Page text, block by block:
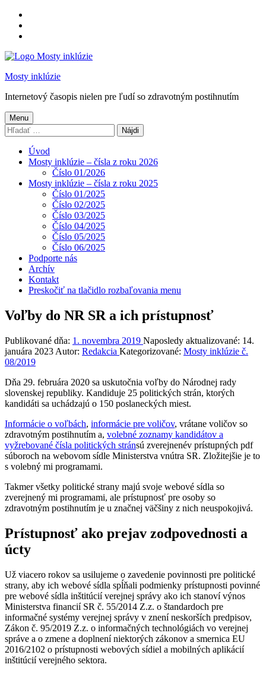
obsah
pätičku
Mosty inklúzie
Internetový časopis nielen pre ľudí so zdravotným postihnutím
Menu
Hľadať:
Úvod
Mosty inklúzie – čísla z roku 2026
Číslo 01/2026
Mosty inklúzie – čísla z roku 2025
Číslo 01/2025
Číslo 02/2025
Číslo 03/2025
Číslo 04/2025
Číslo 05/2025
Číslo 06/2025
Podporte nás
Archív
Kontakt
Preskočiť na tlačidlo rozbaľovania menu
Voľby do NR SR a ich prístupnosť
Publikované dňa: 1. novembra 2019 Naposledy aktualizované: 14.
januára 2023 Autor: Redakcia Kategorizované: Mosty inklúzie č.
08/2019
Dňa 29. februára 2020 sa uskutočnia voľby do Národnej rady
slovenskej republiky. Kandiduje 25 politických strán, ktorých
kandidáti sa uchádzajú o 150 poslaneckých miest.
Informácie o voľbách, informácie pre voličov, vrátane voličov so
zdravotným postihnutím a, volebné zoznamy kandidátov a
vyžrebované čísla politických stránsú zverejnenév prístupných pdf
súboroch na webovom sídle Ministerstva vnútra SR. Zložitejšie je to
s volebný mi programami.
Takmer všetky politické strany majú svoje webové sídla so
zverejnený mi programami, ale prístupnosť pre osoby so
zdravotným postihnutím je u značnej väčšiny z nich neuspokojivá.
Prístupnosť ako prejav zodpovednosti a
úcty
Už viacero rokov sa usilujeme o zavedenie povinnosti pre politické
strany, aby ich webové sídla spĺňali podmienky prístupnosti povinné
pre webové sídla inštitúcií verejnej správy ako ich stanoví výnos
Ministerstva financií SR č. 55/2014 Z.z. o štandardoch pre
informačné systémy verejnej správy v znení neskorších predpisov,
Zákon č. 95/2019 Z.z. o informačných technológiách vo verejnej
správe a o zmene a doplnení niektorých zákonov a smernica EU
2016/2102 o prístupnosti webových sídiel a mobilných aplikácií
inštitúcií verejného sektora.